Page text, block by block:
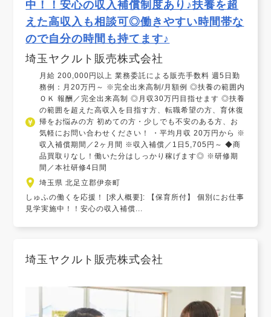
中！！安心の収入補償制度あり♪扶養を超
えた高収入も相談可◎働きやすい時間帯な
ので自分の時間も持てます♪
埼玉ヤクルト販売株式会社
月給 200,000円以上 業務委託による販売手数料 週5日勤
務例：月20万円～ ※完全出来高制/月額例 ◎扶養の範囲内
ＯＫ 報酬／完全出来高制 ◎月収30万円目指せます ◎扶養
の範囲を超えた高収入を目指す方、転職希望の方、育休復
帰をお悩みの方 初めての方・少しでも不安のある方、お
気軽にお問い合わせください！ ・平均月収 20万円から ※
収入補償期間／2ヶ月間 ※収入補償／1日5,705円～ ◆商
品買取りなし！働いた分はしっかり稼げます◎ ※研修期
間／本社研修4日間
埼玉県 北足立郡伊奈町
しゅふの働くを応援！ [求人概要]: 【保育所付】 個別にお仕事
見学実施中！！安心の収入補償...
埼玉ヤクルト販売株式会社